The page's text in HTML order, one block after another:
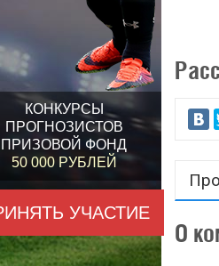
КОНКУРСЫ
ПРОГНОЗИСТОВ
ПРИЗОВОЙ ФОНД
50 000 РУБЛЕЙ
УЧАСТИЕ
О